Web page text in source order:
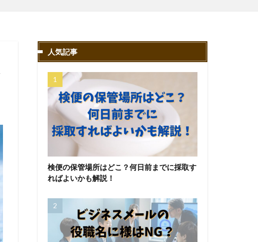
人気記事
検便の保管場所はどこ？何日前までに採取す
ればよいかも解説！